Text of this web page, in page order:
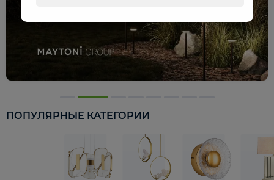
ПОПУЛЯРНЫЕ КАТЕГОРИИ